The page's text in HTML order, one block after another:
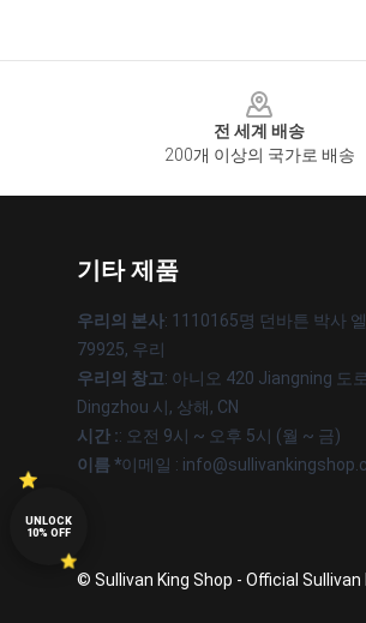
전 세계 배송
200개 이상의 국가로 배송
기타 제품
우리의 본사: 1110165명 던바튼 박사
79925, 우리
우리의 창고: 아니오 420 Jiangning 도
Dingzhou 시, 상해, CN
시간 :: 오전 9시 ~ 오후 5시 (월 ~ 금)
이름 *이메일 :
© Sullivan King Shop - Official
UNLOCK
10% OFF